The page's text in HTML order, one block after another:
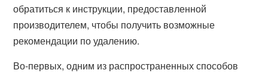
обратиться к инструкции, предоставленной
производителем, чтобы получить возможные
рекомендации по удалению.
Во-первых, одним из распространенных способов